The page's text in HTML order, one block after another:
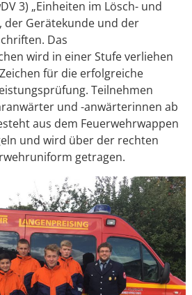
3) „Einheiten im Lösch- und
der Gerätekunde und der
Das
wird in einer Stufe verliehen
für die erfolgreiche
Teilnehmen
und -anwärterinnen ab
aus dem Feuerwehrwappen
und wird über der rechten
getragen.